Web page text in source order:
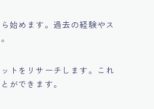
始めます。過去の経験やス
トをリサーチします。これ
ができます。